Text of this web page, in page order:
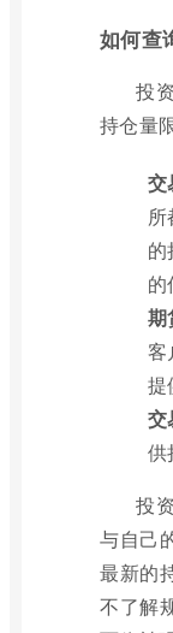
如何查
投
持仓量
交
的
期
客
提
交
供
投
与自己
最新的
不了解